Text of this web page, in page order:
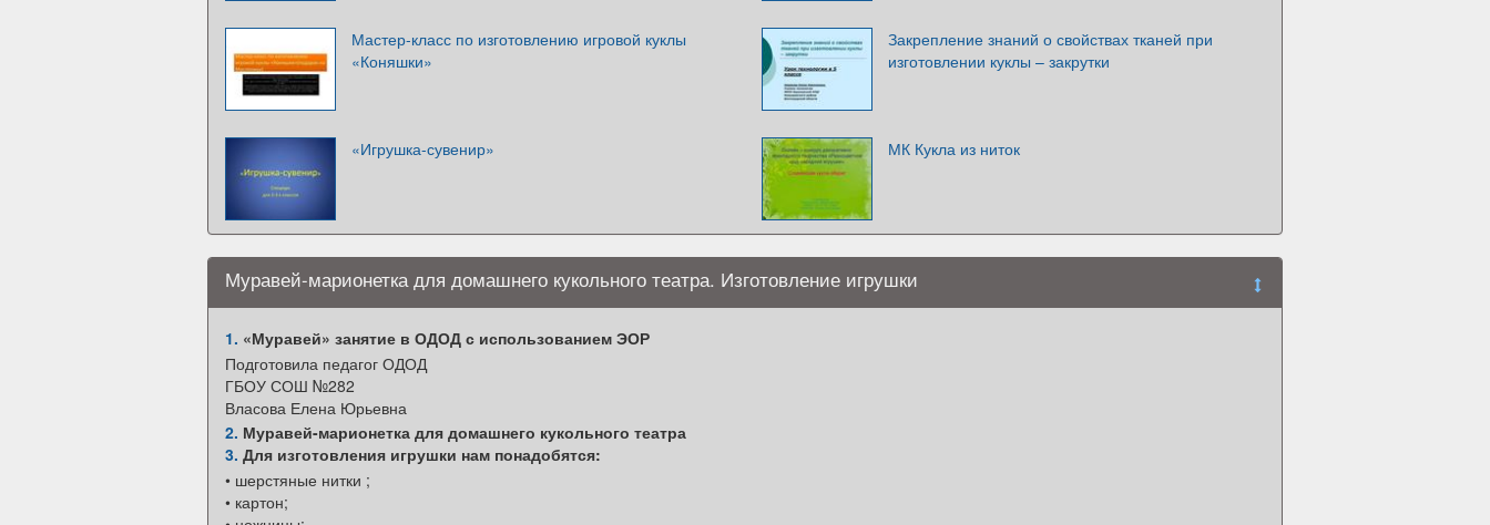
Мастер-класс по изготовлению игровой куклы
«Коняшки»
Закрепление знаний о свойствах тканей при
изготовлении куклы – закрутки
«Игрушка-сувенир» МК Кукла из ниток
Муравей-марионетка для домашнего кукольного театра. Изготовление игрушки
1. «Муравей» занятие в ОДОД с использованием ЭОР
Подготовила педагог ОДОД
ГБОУ СОШ №282
Власова Елена Юрьевна
2. Муравей-марионетка для домашнего кукольного театра
3. Для изготовления игрушки нам понадобятся:
• шерстяные нитки ;
• картон;